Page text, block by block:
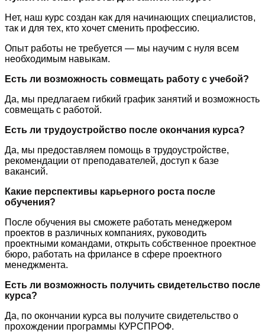
Нет, наш курс создан как для начинающих специалистов,
так и для тех, кто хочет сменить профессию.
Опыт работы не требуется — мы научим с нуля всем
необходимым навыкам.
Есть ли возможность совмещать работу с учебой?
Да, мы предлагаем гибкий график занятий и возможность
совмещать с работой.
Есть ли трудоустройство после окончания курса?
Да, мы предоставляем помощь в трудоустройстве,
рекомендации от преподавателей, доступ к базе
вакансий.
Какие перспективы карьерного роста после
обучения?
После обучения вы сможете работать менеджером
проектов в различных компаниях, руководить
проектными командами, открыть собственное проектное
бюро, работать на фрилансе в сфере проектного
менеджмента.
Есть ли возможность получить свидетельство после
курса?
Да, по окончании курса вы получите свидетельство о
прохождении программы КУРСПРОФ.